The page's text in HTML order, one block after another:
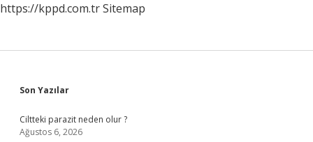
https://kppd.com.trSitemap
Sidebar
Son Yazılar
Ciltteki parazit neden olur ?
Ağustos 6, 2026